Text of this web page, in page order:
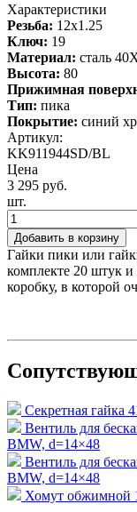
Характеристики
Резьба: 12x1.25
Ключ: 19
Материал: сталь
Высота: 80
Прижимная
Тип: пика
Покрытие: синий
Артикул:
KK911944SD/BL
Цена
3 295 руб.
шт.
Добавить в корзину
Гайки пики или
комплекте 20 штук
коробку, в которой
Секретная гайка
Вентиль для
BMW, d=14×48
Вентиль для
BMW, d=14×48
Хомут обжимной